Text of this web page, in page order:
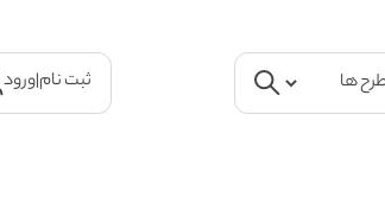
ثبت نام|ورود